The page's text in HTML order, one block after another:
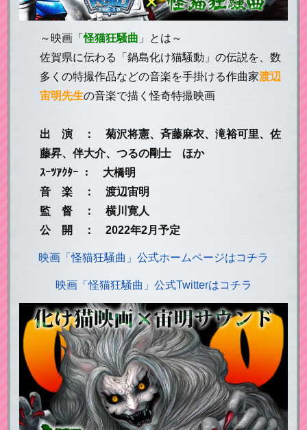
～映画「怪猫狂騒曲 」とは～
佐賀県に伝わる「鍋島化け猫騒動」の伝説を、数
多くの特撮作品などの音楽を手掛ける作曲家渡辺
宙明先生の音楽で描く怪奇特撮映画
出 演 ： 菊沢将憲、斉藤麻衣、滝裕可里、佐
藤昇、伴大介、つるの剛士 ほか
ｽｰﾂｱｸﾀｰ ： 大橋明
音 楽 ： 渡辺宙明
監 督 ： 横川寛人
公 開 ： 2022年2月予定
映画「怪猫狂騒曲」公式ホームページはコチラ
映画「怪猫狂騒曲」公式Twitterはコチラ